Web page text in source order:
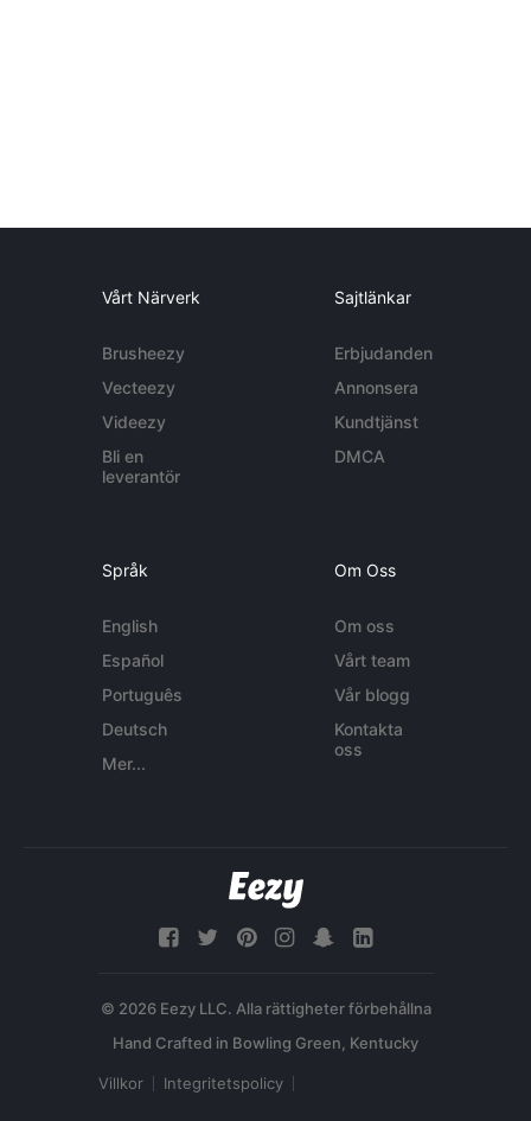
Vårt Närverk
Brusheezy
Vecteezy
Videezy
Bli en
leverantör
Sajtlänkar
Erbjudanden
Annonsera
Kundtjänst
DMCA
Språk
English
Español
Português
Deutsch
Mer...
Om Oss
Om oss
Vårt team
Vår blogg
Kontakta
oss
© 2026 Eezy LLC. Alla rättigheter förbehållna
Villkor Integritetspolicy